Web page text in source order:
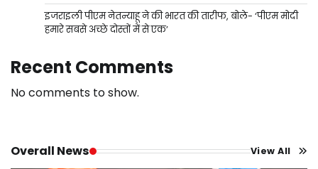
इजराइली पीएम नेतन्याहू ने की भारत की तारीफ, बोले- ‘पीएम मोदी
हमारे सबसे अच्छे दोस्तों में से एक’
Recent Comments
No comments to show.
Overall News View All